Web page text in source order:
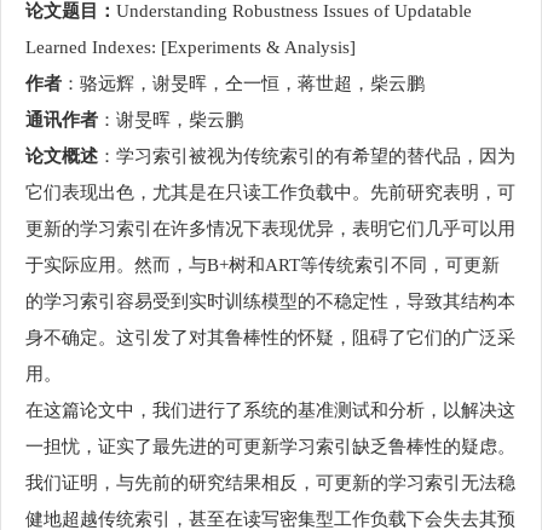
论文题目： Understanding Robustness Issues of Updatable
Learned Indexes: [Experiments & Analysis]
作者 ：骆远辉，谢旻晖，仝一恒，蒋世超，柴云鹏
通讯作者 ：谢旻晖，柴云鹏
论文概述 ：学习索引被视为传统索引的有希望的替代品，因为
它们表现出色，尤其是在只读工作负载中。先前研究表明，可
更新的学习索引在许多情况下表现优异，表明它们几乎可以用
于实际应用。然而，与B+树和ART等传统索引不同，可更新
的学习索引容易受到实时训练模型的不稳定性，导致其结构本
身不确定。这引发了对其鲁棒性的怀疑，阻碍了它们的广泛采
用。
在这篇论文中，我们进行了系统的基准测试和分析，以解决这
一担忧，证实了最先进的可更新学习索引缺乏鲁棒性的疑虑。
我们证明，与先前的研究结果相反，可更新的学习索引无法稳
健地超越传统索引，甚至在读写密集型工作负载下会失去其预